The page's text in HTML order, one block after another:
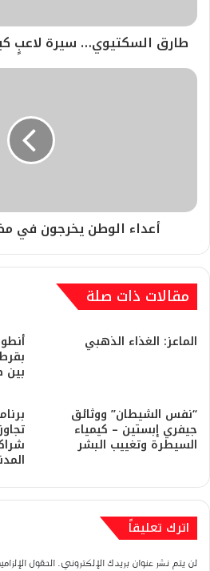
طارق السكتيوي… سيرة لاعبٍ
أعداء الوطن يخرجون في
مقالات ذات صلة
​الماعز: الغذاء الذهبي
“نفس الشيطان” ووثائق
جيفري إبستين – كيمياء
السيطرة وتغييب البشر
اترك تعليقاً
لن يتم نشر عنوان بريدك الإلكتروني. الحقول